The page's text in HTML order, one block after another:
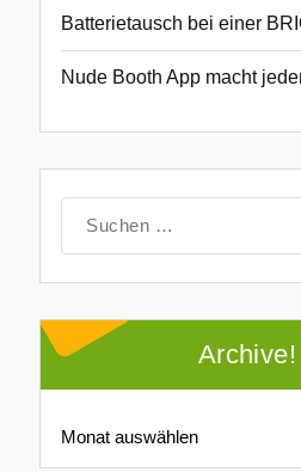
Batterietausch bei einer
Nude Booth App macht
nach:
Archive!